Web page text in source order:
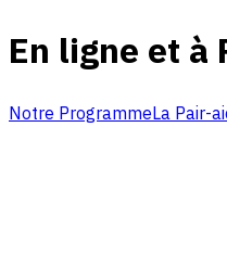
En ligne et à
Notre ProgrammeLa Pair-